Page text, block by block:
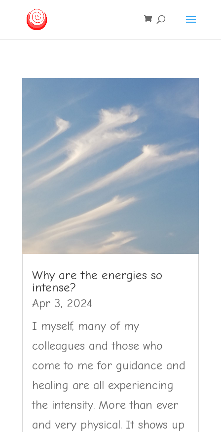
Why are the energies so
intense?
Apr 3, 2024
I myself, many of my
colleagues and those who
come to me for guidance and
healing are all experiencing
the intensity. More than ever
and very physical. It shows up